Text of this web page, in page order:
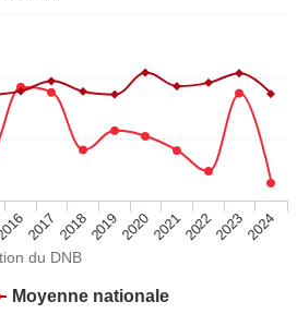
du DNB
Moyenne nationale
20172018201920202021202220232024